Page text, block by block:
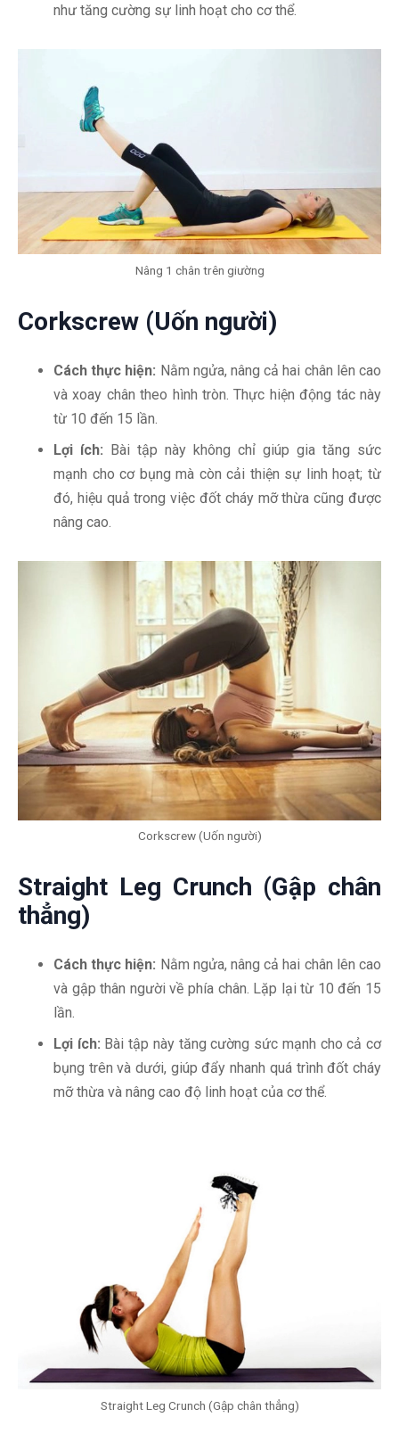
như tăng cường sự linh hoạt cho cơ thể.
Nâng 1 chân trên giường
Corkscrew (Uốn người)
Cách thực hiện: Nằm ngửa, nâng cả hai chân lên cao
và xoay chân theo hình tròn. Thực hiện động tác này
từ 10 đến 15 lần.
Lợi ích: Bài tập này không chỉ giúp gia tăng sức
mạnh cho cơ bụng mà còn cải thiện sự linh hoạt; từ
đó, hiệu quả trong việc đốt cháy mỡ thừa cũng được
nâng cao.
Corkscrew (Uốn người)
Straight Leg Crunch (Gập chân
thẳng)
Cách thực hiện: Nằm ngửa, nâng cả hai chân lên cao
và gập thân người về phía chân. Lặp lại từ 10 đến 15
lần.
Lợi ích: Bài tập này tăng cường sức mạnh cho cả cơ
bụng trên và dưới, giúp đẩy nhanh quá trình đốt cháy
mỡ thừa và nâng cao độ linh hoạt của cơ thể.
Straight Leg Crunch (Gập chân thẳng)